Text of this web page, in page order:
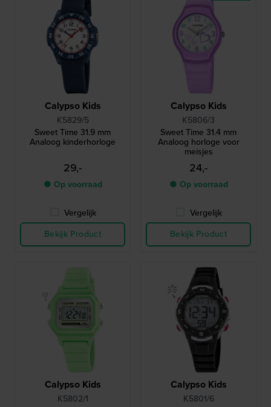
Calypso Kids
K5829/5
Sweet Time 31.9 mm
Analoog kinderhorloge
29,-
● Op voorraad
Vergelijk
Bekijk Product
Calypso Kids
K5806/3
Sweet Time 31.4 mm
Analoog horloge voor
meisjes
24,-
● Op voorraad
Vergelijk
Bekijk Product
Calypso Kids
K5802/1
Calypso Kids
K5801/6